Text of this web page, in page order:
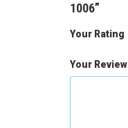
1006”
Your Rating
Your Review